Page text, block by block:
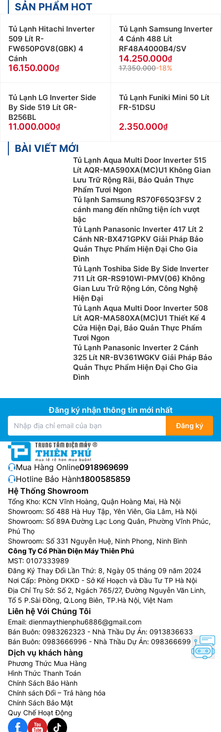
SẢN PHẨM HOT
Tủ Lạnh Hitachi Inverter
509 Lít R-
FW650PGV8(GBK) 4
Cánh
16.150.000
Tủ Lạnh Samsung Inverter
4 Cánh 488 Lít
RF48A4000B4/SV
14.250.000
17.350.000-18%
Tủ Lạnh LG Inverter Side
By Side 519 Lít GR-
B256BL
11.000.000
Tủ Lạnh Funiki Mini 50 Lít
FR-51DSU
2.350.000
BÀI VIẾT MỚI
Tủ Lạnh Aqua Multi Door Inverter 515
Lít AQR-MA590XA(MC)U1 Không Gian
Lưu Trữ Rộng Rãi, Bảo Quản Thực
Phẩm Tươi Ngon
Tủ lạnh Samsung RS70F65Q3FSV 2
cánh mang đến những tiện ích vượt
bậc
Tủ Lạnh Panasonic Inverter 417 Lít 2
Cánh NR-BX471GPKV Giải Pháp Bảo
Quản Thực Phẩm Hiện Đại Cho Gia
Đình
Tủ Lạnh Toshiba Side By Side Inverter
711 Lít GR-RS910WI-PMV(06) Không
Gian Lưu Trữ Rộng Lớn, Công Nghệ
Hiện Đại
Tủ Lạnh Aqua Multi Door Inverter 508
Lít AQR-MA580XA(MC)U1 Thiết Kế 4
Cửa Hiện Đại, Bảo Quản Thực Phẩm
Tươi Ngon
Tủ Lạnh Panasonic Inverter 2 Cánh
325 Lít NR-BV361WGKV Giải Pháp Bảo
Quản Thực Phẩm Hiện Đại Cho Gia
Đình
Đăng ký nhận thông tin mới nhất
Đăng ký
Mua Hàng Online:0918969699
Hotline Bảo Hành:1800585859
Hệ Thống Showroom
Tổng Kho: KCN Vĩnh Hoàng, Quận Hoàng Mai, Hà Nội
Showroom: Số 488 Hà Huy Tập, Yên Viên, Gia Lâm, Hà Nội
Showroom: Số 89A Đường Lạc Long Quân, Phường Vĩnh Phúc,
Phú Thọ
Showroom: Số 331 Nguyễn Huệ, Ninh Phong, Ninh Bình
Công Ty Cổ Phần Điện Máy Thiên Phú
MST: 0107333989
Đăng Ký Thay Đổi Lần Thứ: 8, Ngày 05 tháng 09 năm 2024
Nơi Cấp: Phòng DKKD - Sở Kế Hoạch và Đầu Tư TP Hà Nội
Địa Chỉ Trụ Sở: Số 2, Ngách 765/27, Đường Nguyễn Văn Linh,
Tổ 5 P.Sài Đồng, Q.Long Biên, TP.Hà Nội, Việt Nam
Liên hệ Với Chúng Tôi
Email: dienmaythienphu6886@gmail.com
Bán Buôn: 0983262323 - Nhà Thầu Dự Án: 0913836633
Bán Buôn: 0983666996 - Nhà Thầu Dự Án: 0983666996
Dịch vụ khách hàng
Phương Thức Mua Hàng
Hình Thức Thanh Toán
Chính Sách Bảo Hành
Chính sách Đổi – Trả hàng hóa
Chính Sách Bảo Mật
Quy Chế Hoạt Động